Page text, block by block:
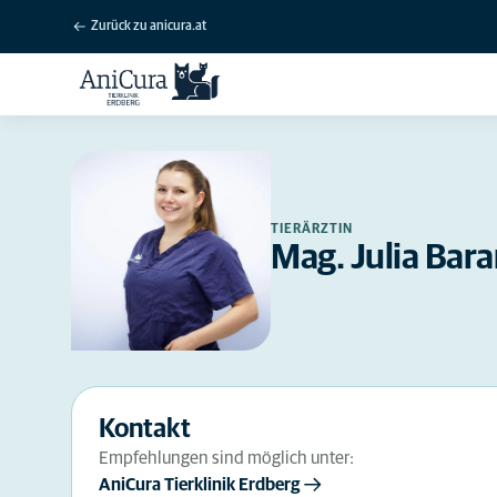
Zurück zu anicura.at
TIERÄRZTIN
Mag. Julia
Kontakt
Empfehlungen sind möglich unter:
AniCura Tierklinik Erdberg